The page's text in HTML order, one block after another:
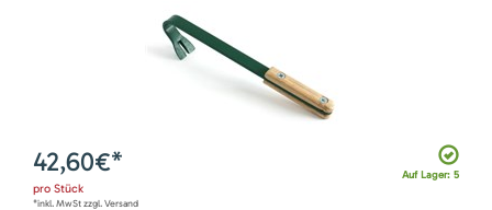
Auf Lager: 5
42,60€*
pro Stück
*inkl. MwSt zzgl. Versand